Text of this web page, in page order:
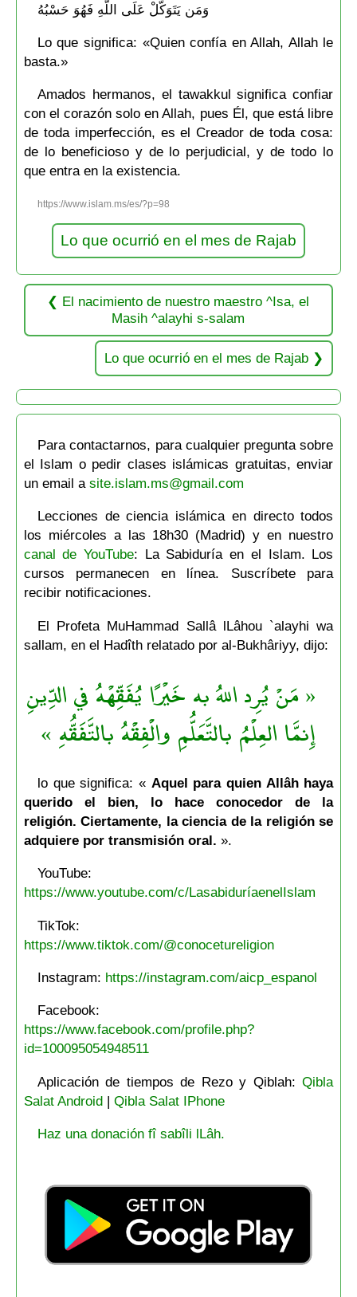
وَمَن يَتَوَكَّلْ عَلَى اللَّهِ فَهُوَ حَسْبُهُ
Lo que significa: «Quien confía en Allah, Allah le
basta.»
Amados hermanos, el tawakkul significa confiar
con el corazón solo en Allah, pues Él, que está libre
de toda imperfección, es el Creador de toda cosa:
de lo beneficioso y de lo perjudicial, y de todo lo
que entra en la existencia.
https://www.islam.ms/es/?p=98
Lo que ocurrió en el mes de Rajab
El nacimiento de nuestro maestro ^Isa, el
Masih ^alayhi s-salam
Lo que ocurrió en el mes de Rajab
Para contactarnos, para cualquier pregunta sobre
el Islam o pedir clases islámicas gratuitas, enviar
un email a site.islam.ms@gmail.com
Lecciones de ciencia islámica en directo todos
los miércoles a las 18h30 (Madrid) y en nuestro
canal de YouTube: La Sabiduría en el Islam. Los
cursos permanecen en línea. Suscríbete para
recibir notificaciones.
El Profeta MuHammad Sallâ lLâhou `alayhi wa
sallam, en el Hadîth relatado por al-Bukhâriyy, dijo:
« مَنْ يُرِد اللهُ به خَيْرًا يُفَقِّهْهُ في الدِّينِ
إِنمَّا العِلْمُ بالتَّعَلُّمِ والْفِقْهُ بالتَّفَقُّهِ »
lo que significa: « Aquel para quien Allâh haya
querido el bien, lo hace conocedor de la
religión. Ciertamente, la ciencia de la religión se
adquiere por transmisión oral. ».
YouTube:
https://www.youtube.com/c/LasabiduríaenelIslam
TikTok:
https://www.tiktok.com/@conocetureligion
Instagram: https://instagram.com/aicp_espanol
Facebook:
https://www.facebook.com/profile.php?
id=100095054948511
Aplicación de tiempos de Rezo y Qiblah:Qibla
Salat Android| Qibla Salat IPhone
Haz una donación fî sabîli lLâh.